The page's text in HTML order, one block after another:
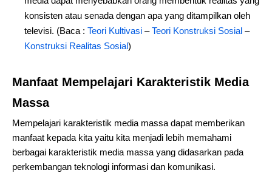
konsisten atau senada dengan apa yang ditampilkan oleh
televisi. (Baca : Teori Kultivasi –Teori Konstruksi Sosial –
Konstruksi Realitas Sosial)
Manfaat Mempelajari Karakteristik Media
Massa
Mempelajari karakteristik media massa dapat memberikan
manfaat kepada kita yaitu kita menjadi lebih memahami
berbagai karakteristik media massa yang didasarkan pada
perkembangan teknologi informasi dan komunikasi.